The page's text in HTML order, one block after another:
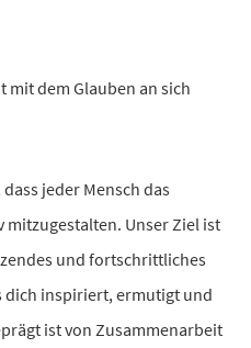
mit dem Glauben an sich
jeder Mensch das
Unser Ziel ist
und fortschrittliches
dich inspiriert, ermutigt und
ist von Zusammenarbeit